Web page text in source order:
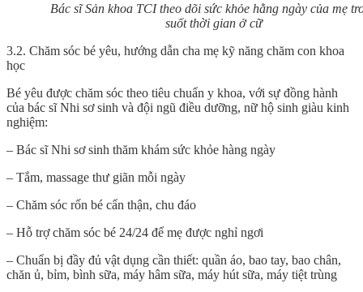
Bác sĩ Sản khoa TCI theo dõi sức khỏe hằng ngày của mẹ
suốt thời gian ở cữ
3.2. Chăm sóc bé yêu, hướng dẫn cha mẹ kỹ năng chăm con khoa
học
Bé yêu được chăm sóc theo tiêu chuẩn y khoa, với sự đồng hành
của bác sĩ Nhi sơ sinh và đội ngũ điều dưỡng, nữ hộ sinh giàu kinh
nghiệm:
– Bác sĩ Nhi sơ sinh thăm khám sức khỏe hàng ngày
– Tắm, massage thư giãn mỗi ngày
– Chăm sóc rốn bé cẩn thận, chu đáo
– Hỗ trợ chăm sóc bé 24/24 để mẹ được nghỉ ngơi
– Chuẩn bị đầy đủ vật dụng cần thiết: quần áo, bao tay, bao chân,
chăn ủ, bỉm, bình sữa, máy hâm sữa, máy hút sữa, máy tiệt trùng